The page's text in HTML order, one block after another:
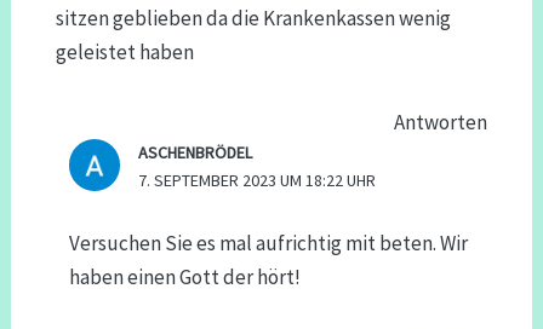
sitzen geblieben da die Krankenkassen wenig
geleistet haben
Antworten
ASCHENBRÖDEL
7. SEPTEMBER 2023 UM 18:22 UHR
Versuchen Sie es mal aufrichtig mit beten. Wir
haben einen Gott der hört!